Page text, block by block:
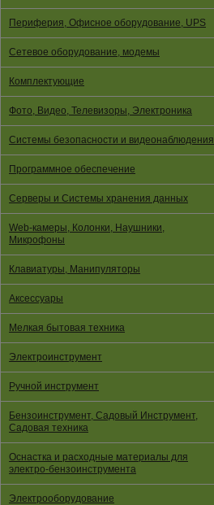
Периферия, Офисное оборудование, UPS
Сетевое оборудование, модемы
Комплектующие
Фото, Видео, Телевизоры, Электроника
Системы безопасности и видеонаблюдения
Программное обеспечение
Серверы и Системы хранения данных
Web-камеры, Колонки, Наушники,
Микрофоны
Клавиатуры, Манипуляторы
Аксессуары
Мелкая бытовая техника
Электроинструмент
Ручной инструмент
Бензоинструмент, Садовый Инструмент,
Садовая техника
Оснастка и расходные материалы для
электро-бензоинструмента
Электрооборудование